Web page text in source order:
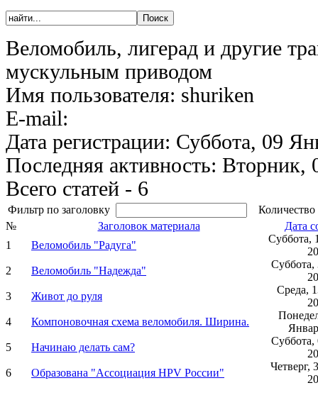
Веломобиль, лигерад и другие
мускульным приводом
Имя пользователя: shuriken
E-mail:
Дата регистрации: Суббота, 09
Последняя активность: Вторник,
Всего статей - 6
Фильтр по заголовку
Количество
№
Заголовок материала
Дата
1
Веломобиль "Радуга"
Суббота,
2
Веломобиль "Надежда"
Суббота,
3
Живот до руля
Среда,
4
Компоновочная схема веломобиля. Ширина.
5
Начинаю делать сам?
Суббота,
6
Образована "Ассоциация HPV России"
Четверг,